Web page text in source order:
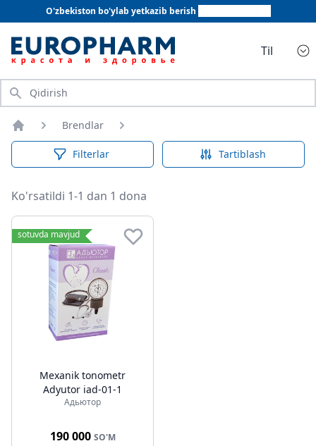
O'zbekiston bo'ylab yetkazib berish
Til
Qidirish
Bosh sahifa
Brendlar
Filterlar Tartiblash
Ko'rsatildi 1-1 dan 1 dona
sotuvda mavjud
Mexanik tonometr
Adyutor iad-01-1
Адьютор
190 000 SO'M